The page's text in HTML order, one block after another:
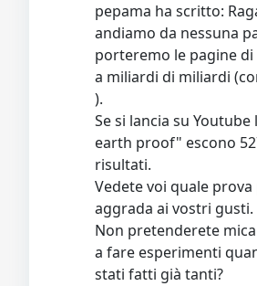
pepama ha scritto:
andiamo da nessuna
porteremo le pagine
a miliardi di miliardi
).
Se si lancia su
earth proof" escono
risultati.
Vedete voi quale prova
aggrada ai vostri gusti.
Non pretenderete
a fare esperimenti
stati fatti già tanti?